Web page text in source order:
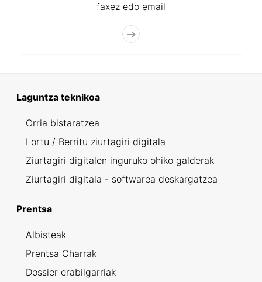
faxez edo email
Laguntza teknikoa
Orria bistaratzea
Lortu / Berritu ziurtagiri digitala
Ziurtagiri digitalen inguruko ohiko galderak
Ziurtagiri digitala - softwarea deskargatzea
Prentsa
Albisteak
Prentsa Oharrak
Dossier erabilgarriak